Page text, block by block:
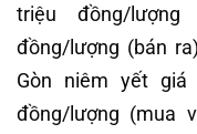
triệu đồng/
đồng/lượng (bán
Gòn niêm yết
đồng/lượng (mua